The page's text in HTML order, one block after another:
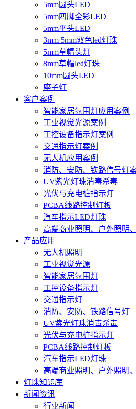
5mm圆头LED
5mm四脚全彩LED
5mm平头LED
3mm 5mm双色led灯珠
5mm草帽头灯
8mm草帽led灯珠
10mm圆头LED
座子灯
客户案例
智能家居氛围灯应用案例
工业视觉光源案例
工控设备指示灯案例
交通指示灯案例
无人机应用案例
消防、安防、铁路信号灯
UV紫光灯珠消毒杀毒
光伏与充电桩指示灯
PCBA线路控制灯板
汽车指示LED灯珠
高端商业照明、户外照明
产品应用
无人机照明
工业视觉光源
智能家居氛围灯
工控设备指示灯
交通指示灯
消防、安防、铁路信号灯
UV紫光灯珠消毒杀毒
光伏与充电桩指示灯
PCBA线路控制灯板
汽车指示LED灯珠
高端商业照明、户外照明
灯珠知识库
新闻资讯
行业新闻